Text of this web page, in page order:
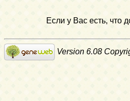
Если у Вас есть, что
Version 6.08